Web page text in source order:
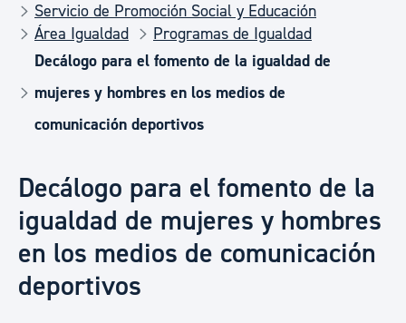
Servicio de Promoción Social y Educación
Área Igualdad
Programas de Igualdad
Decálogo para el fomento de la igualdad de
mujeres y hombres en los medios de
comunicación deportivos
Decálogo para el fomento de la
igualdad de mujeres y hombres
en los medios de comunicación
deportivos